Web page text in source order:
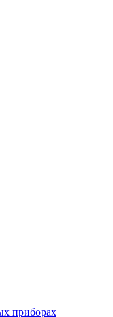
приборах